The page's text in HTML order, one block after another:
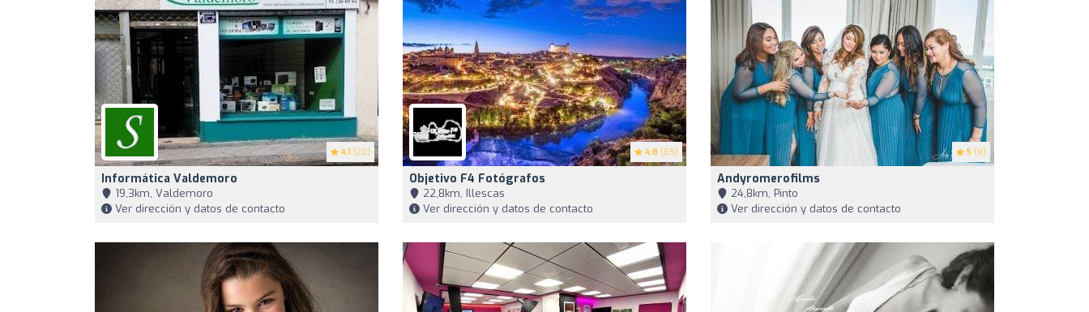
4.1 (20)
Informática Valdemoro
19,3km, Valdemoro
Ver dirección y datos de contacto
4.8 (65)
Objetivo F4 Fotógrafos
22,8km, Illescas
Ver dirección y datos de contacto
5 (9)
Andyromerofilms
24,8km, Pinto
Ver dirección y datos de contacto